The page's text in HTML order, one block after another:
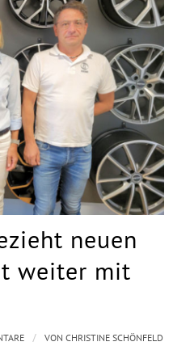
neuen
weiter mit
/ VONCHRISTINE SCHÖNFELD